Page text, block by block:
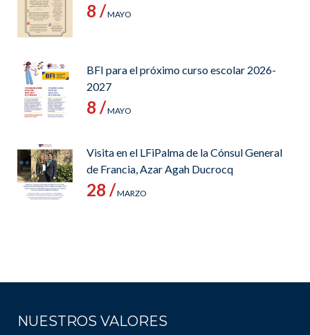
8 /MAYO
BFI para el próximo curso escolar 2026-
2027
8 /MAYO
Visita en el LFiPalma de la Cónsul General
de Francia, Azar Agah Ducrocq
28 /MARZO
NUESTROS VALORES